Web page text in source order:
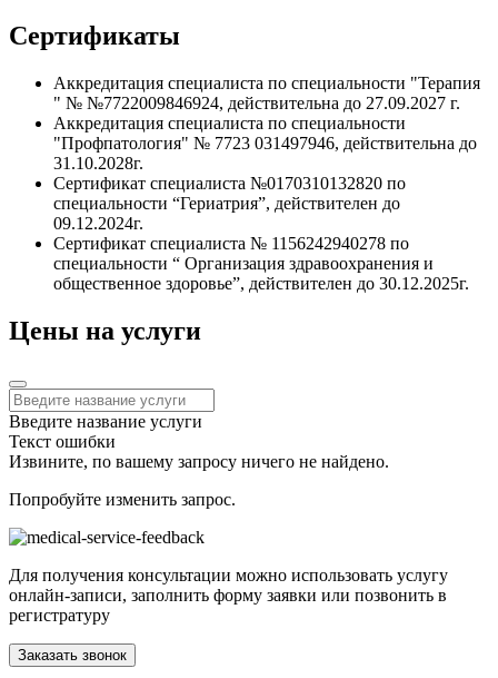
Сертификаты
Аккредитация специалиста по специальности "Терапия
" № №7722009846924, действительна до 27.09.2027 г.
Аккредитация специалиста по специальности
"Профпатология" № 7723 031497946, действительна до
31.10.2028г.
Сертификат специалиста №0170310132820 по
специальности “Гериатрия”, действителен до
09.12.2024г.
Сертификат специалиста № 1156242940278 по
специальности “ Организация здравоохранения и
общественное здоровье”, действителен до 30.12.2025г.
Цены на услуги
Введите название услуги
Текст ошибки
Извините, по вашему запросу ничего не найдено.
Попробуйте изменить запрос.
Для получения консультации можно использовать услугу
онлайн-записи, заполнить форму заявки или позвонить в
регистратуру
Заказать звонок